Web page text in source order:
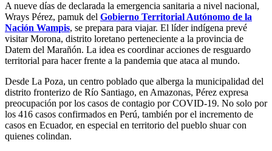
A nueve días de declarada la emergencia sanitaria a nivel nacional,
Wrays Pérez, pamuk del Gobierno Territorial Autónomo de la
Nación Wampis, se prepara para viajar. El líder indígena prevé
visitar Morona, distrito loretano perteneciente a la provincia de
Datem del Marañón. La idea es coordinar acciones de resguardo
territorial para hacer frente a la pandemia que ataca al mundo.
Desde La Poza, un centro poblado que alberga la municipalidad del
distrito fronterizo de Río Santiago, en Amazonas, Pérez expresa
preocupación por los casos de contagio por COVID-19. No solo por
los 416 casos confirmados en Perú, también por el incremento de
casos en Ecuador, en especial en territorio del pueblo shuar con
quienes colindan.